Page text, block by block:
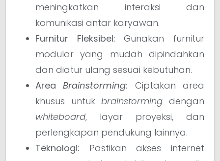
meningkatkan interaksi dan
komunikasi antar karyawan.
Furnitur Fleksibel: Gunakan furnitur
modular yang mudah dipindahkan
dan diatur ulang sesuai kebutuhan.
AreaBrainstorming: Ciptakan area
khusus untukbrainstorming dengan
whiteboard, layar proyeksi, dan
perlengkapan pendukung lainnya.
Teknologi: Pastikan akses internet